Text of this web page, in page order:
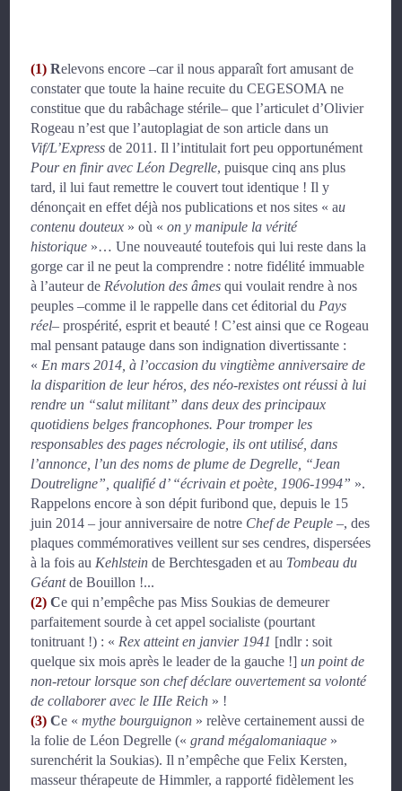
(1) Relevons encore –car il nous apparaît fort amusant de
constater que toute la haine recuite du CEGESOMA ne
constitue que du rabâchage stérile– que l’articulet d’Olivier
Rogeau n’est que l’autoplagiat de son article dans un
Vif/L’Express de 2011. Il l’intitulait fort peu opportunément
Pour en finir avec Léon Degrelle, puisque cinq ans plus
tard, il lui faut remettre le couvert tout identique ! Il y
dénonçait en effet déjà nos publications et nos sites « au
contenu douteux » où « on y manipule la vérité
historique »… Une nouveauté toutefois qui lui reste dans la
gorge car il ne peut la comprendre : notre fidélité immuable
à l’auteur de Révolution des âmes qui voulait rendre à nos
peuples –comme il le rappelle dans cet éditorial du Pays
réel– prospérité, esprit et beauté ! C’est ainsi que ce Rogeau
mal pensant patauge dans son indignation divertissante :
« En mars 2014, à l’occasion du vingtième anniversaire de
la disparition de leur héros, des néo-rexistes ont réussi à lui
rendre un “salut militant” dans deux des principaux
quotidiens belges francophones. Pour tromper les
responsables des pages nécrologie, ils ont utilisé, dans
l’annonce, l’un des noms de plume de Degrelle, “Jean
Doutreligne”, qualifié d’ “écrivain et poète, 1906-1994” ».
Rappelons encore à son dépit furibond que, depuis le 15
juin 2014 – jour anniversaire de notre Chef de Peuple–, des
plaques commémoratives veillent sur ses cendres, dispersées
à la fois au Kehlstein de Berchtesgaden et au Tombeau du
Géantde Bouillon !...
(2) Ce qui n’empêche pas Miss Soukias de demeurer
parfaitement sourde à cet appel socialiste (pourtant
tonitruant !) : « Rex atteint en janvier 1941 [ndlr : soit
quelque six mois après le leader de la gauche !]un point de
non-retour lorsque son chef déclare ouvertement sa volonté
de collaborer avec le IIIe Reich » !
(3) Ce «mythe bourguignon » relève certainement aussi de
la folie de Léon Degrelle(«grand mégalomaniaque »
surenchérit la Soukias). Il n’empêche que Felix Kersten,
masseur thérapeute de Himmler, a rapporté fidèlement les